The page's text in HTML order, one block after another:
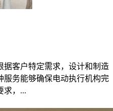
据客户特定需求，设计和制造
服务能够确保电动执行机构完
求，...